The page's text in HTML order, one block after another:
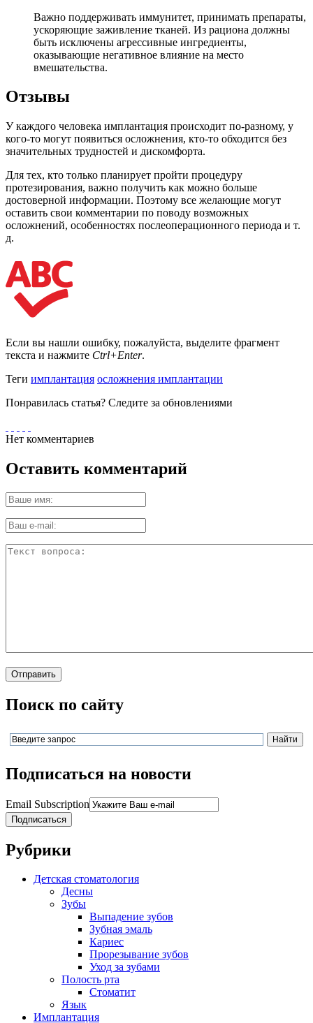
Важно поддерживать иммунитет, принимать препараты,
ускоряющие заживление тканей. Из рациона должны
быть исключены агрессивные ингредиенты,
оказывающие негативное влияние на место
вмешательства.
Отзывы
У каждого человека имплантация происходит по-разному, у
кого-то могут появиться осложнения, кто-то обходится без
значительных трудностей и дискомфорта.
Для тех, кто только планирует пройти процедуру
протезирования, важно получить как можно больше
достоверной информации. Поэтому все желающие могут
оставить свои комментарии по поводу возможных
осложнений, особенностях послеоперационного периода и т.
д.
Если вы нашли ошибку, пожалуйста, выделите фрагмент
текста и нажмите Ctrl+Enter.
Теги имплантация осложнения имплантации
Понравилась статья? Следите за обновлениями
Нет комментариев
Оставить комментарий
Поиск по сайту
Подписаться на новости
Email Subscription
Подписаться
Рубрики
Детская стоматология
Десны
Зубы
Выпадение зубов
Зубная эмаль
Кариес
Прорезывание зубов
Уход за зубами
Полость рта
Стоматит
Язык
Имплантация